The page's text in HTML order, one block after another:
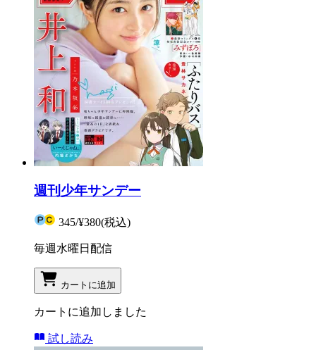
週刊少年サンデー
345/¥380(税込)
毎週水曜日配信
カートに追加
カートに追加しました
試し読み